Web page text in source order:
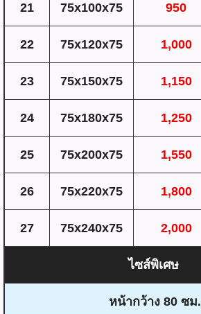
21 75x100x75 950
22 75x120x75 1,000
23 75x150x75 1,150
24 75x180x75 1,250
25 75x200x75 1,550
26 75x220x75 1,800
27 75x240x75 2,000
ไซส์พิเศษ
หน้ากว้าง 80 ซม.